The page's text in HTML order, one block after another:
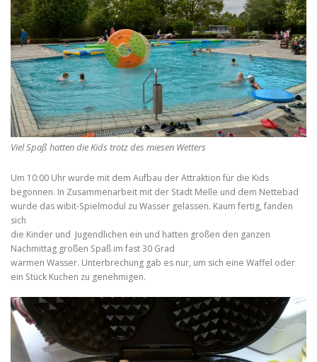
z
e
.
Viel Spaß hatten die Kids trotz des miesen Wetters
Um 10:00 Uhr wurde mit dem Aufbau der Attraktion für die Kids
begonnen. In Zusammenarbeit mit der Stadt Melle und dem Nettebad
wurde das wibit-Spielmodul zu Wasser gelassen. Kaum fertig, fanden
sich
die Kinder und Jugendlichen ein und hatten großen den ganzen
Nachmittag großen Spaß im fast 30 Grad
warmen Wasser. Unterbrechung gab es nur, um sich eine Waffel oder
ein Stück Kuchen zu genehmigen.